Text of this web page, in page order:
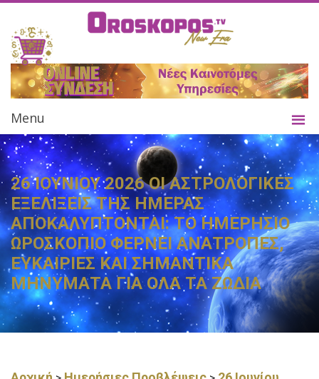
Menu
26 ΙΟΥΝΙΟΥ 2026 ΟΙ ΑΣΤΡΟΛΟΓΙΚΕΣ
ΕΞΕΛΙΞΕΙΣ ΤΗΣ ΗΜΕΡΑΣ
ΑΠΟΚΑΛΥΠΤΟΝΤΑΙ: ΤΟ ΗΜΕΡΗΣΙΟ
ΩΡΟΣΚΟΠΙΟ ΦΕΡΝΕΙ ΑΝΑΤΡΟΠΕΣ,
ΕΥΚΑΙΡΙΕΣ ΚΑΙ ΣΗΜΑΝΤΙΚΑ
ΜΗΝΥΜΑΤΑ ΓΙΑ ΟΛΑ ΤΑ ΖΩΔΙΑ